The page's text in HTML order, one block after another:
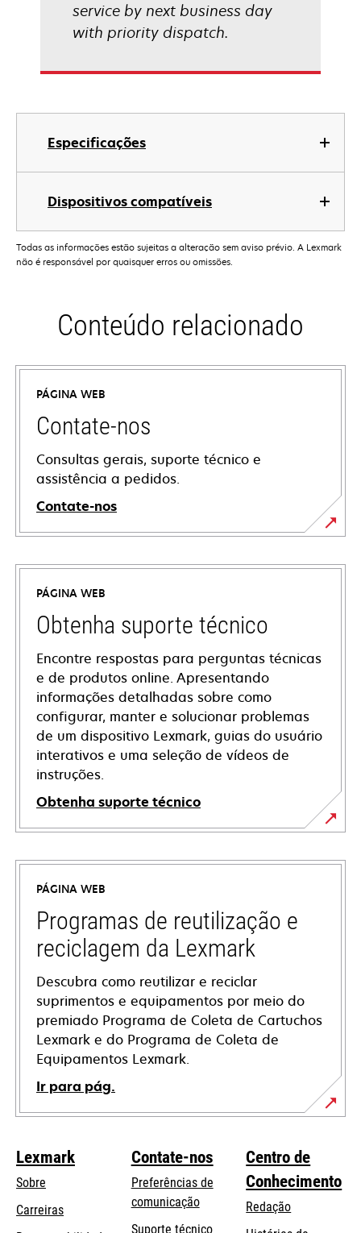
Especificações
Dispositivos compatíveis
service by next business day
with priority dispatch.
Todas as informações estão sujeitas a alteração sem aviso prévio. A Lexmark
não é responsável por quaisquer erros ou omissões.
Conteúdo relacionado
PÁGINA WEB
Contate-nos
Consultas gerais, suporte técnico e
assistência a pedidos.
Contate-nos
PÁGINA WEB
Obtenha suporte técnico
Encontre respostas para perguntas técnicas
e de produtos online. Apresentando
informações detalhadas sobre como
configurar, manter e solucionar problemas
de um dispositivo Lexmark, guias do usuário
interativos e uma seleção de vídeos de
instruções.
Obtenha suporte técnico
opens
in
new
tab
PÁGINA WEB
Programas de reutilização e
reciclagem da Lexmark
Descubra como reutilizar e reciclar
suprimentos e equipamentos por meio do
premiado Programa de Coleta de Cartuchos
Lexmark e do Programa de Coleta de
Equipamentos Lexmark.
Ir para pág.
Lexmark
Sobre
Carreiras
Contate-nos
Preferências de
comunicação
Suporte técnicoopens
Centro de
Conhecimento
Redação